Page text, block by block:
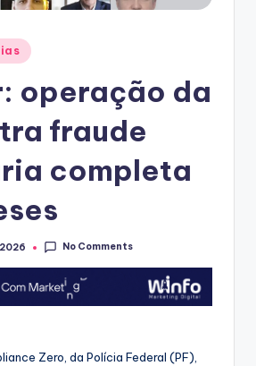
operação da
fraude
completa
No Comments
Zero, da Polícia Federal (PF),